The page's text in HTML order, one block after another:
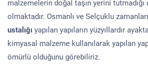
malzemelerin doğal taşın yerini
olmaktadır. Osmanlı ve Selçuklu
ustalığı yapılan yapıların yüzyıllardır
kimyasal malzeme kullanılarak yapılan
ömürlü olduğunu görebiliriz.